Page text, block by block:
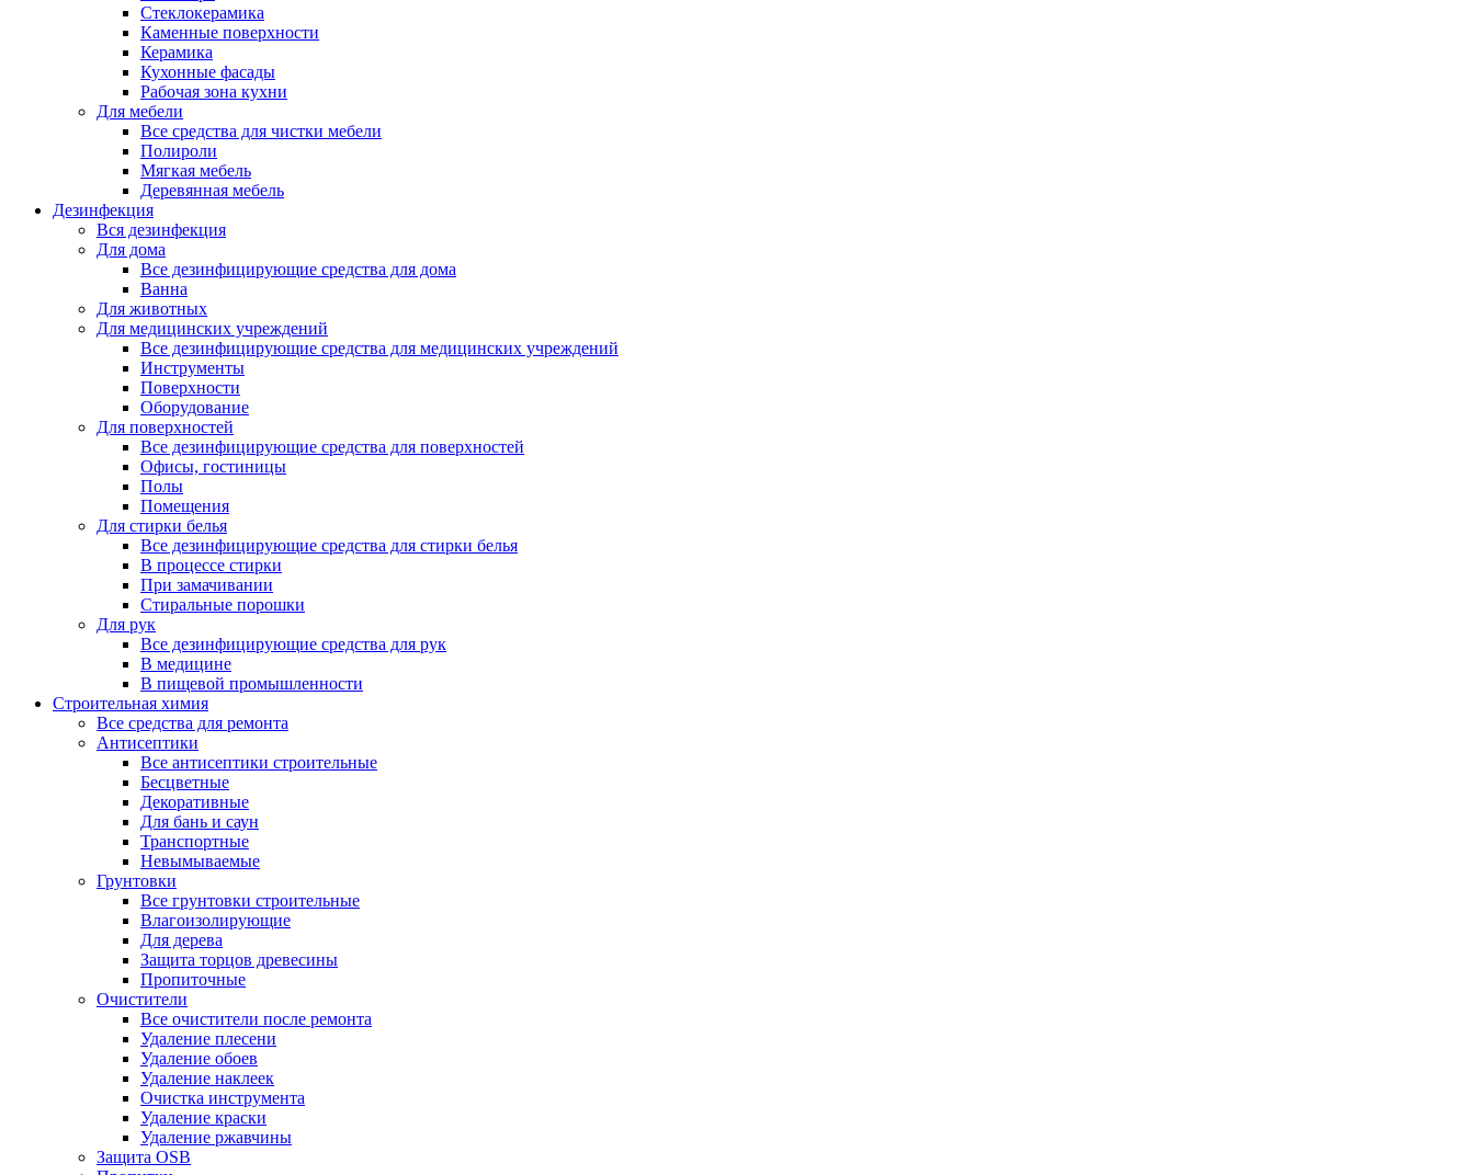
Стеклокерамика
Каменные поверхности
Керамика
Кухонные фасады
Рабочая зона кухни
Для мебели
Все средства для чистки мебели
Полироли
Мягкая мебель
Деревянная мебель
Дезинфекция
Вся дезинфекция
Для дома
Все дезинфицирующие средства для дома
Ванна
Для животных
Для медицинских учреждений
Все дезинфицирующие средства для медицинских учреждений
Инструменты
Поверхности
Оборудование
Для поверхностей
Все дезинфицирующие средства для поверхностей
Офисы, гостиницы
Полы
Помещения
Для стирки белья
Все дезинфицирующие средства для стирки белья
В процессе стирки
При замачивании
Стиральные порошки
Для рук
Все дезинфицирующие средства для рук
В медицине
В пищевой промышленности
Строительная химия
Все средства для ремонта
Антисептики
Все антисептики строительные
Бесцветные
Декоративные
Для бань и саун
Транспортные
Невымываемые
Грунтовки
Все грунтовки строительные
Влагоизолирующие
Для дерева
Защита торцов древесины
Пропиточные
Очистители
Все очистители после ремонта
Удаление плесени
Удаление обоев
Удаление наклеек
Очистка инструмента
Удаление краски
Удаление ржавчины
Защита OSB